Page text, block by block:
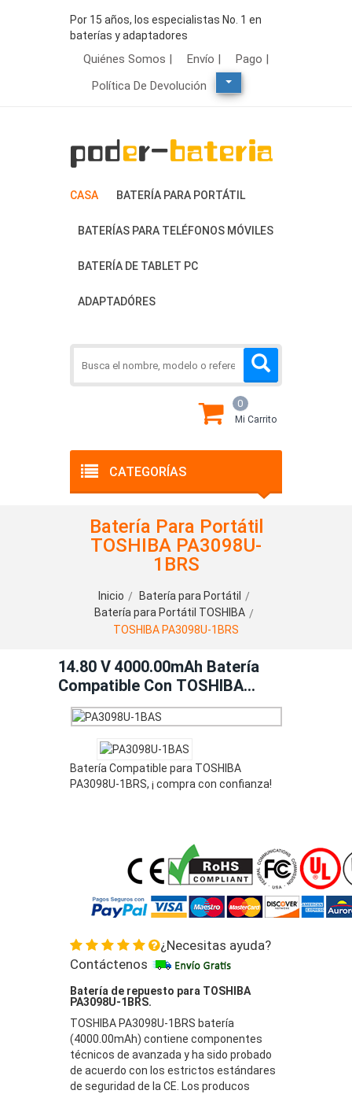
Por 15 años, los especialistas No. 1 en
baterías y adaptadores
Quiénes Somos | Envío |
Pago |
Política De Devolución
CASA BATERÍA PARA PORTÁTIL
BATERÍAS PARA TELÉFONOS MÓVILES
BATERÍA DE TABLET PC
ADAPTADÓRES
CATEGORÍAS
0
Mi Carrito
Batería Para Portátil
TOSHIBA PA3098U-
1BRS
Inicio
Batería para Portátil
Batería para Portátil TOSHIBA
TOSHIBA PA3098U-1BRS
14.80 V 4000.00mAh Batería
Compatible Con TOSHIBA
PA3098U-1BRS
Batería Compatible para TOSHIBA
PA3098U-1BRS, ¡ compra con confianza!
¿Necesitas ayuda?
Contáctenos
Batería de repuesto para TOSHIBA
PA3098U-1BRS.
TOSHIBA PA3098U-1BRS batería
(4000.00mAh) contiene componentes
técnicos de avanzada y ha sido probado
de acuerdo con los estrictos estándares
de seguridad de la CE. Los producos